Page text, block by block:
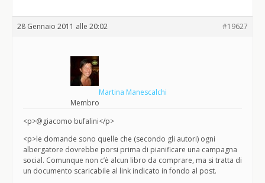
28 Gennaio 2011 alle 20:02 #19627
Martina Manescalchi
Membro
<p>@giacomo bufalini</p>
<p>le domande sono quelle che (secondo gli autori) ogni
albergatore dovrebbe porsi prima di pianificare una campagna
social. Comunque non c’è alcun libro da comprare, ma si tratta di
un documento scaricabile al link indicato in fondo al post.